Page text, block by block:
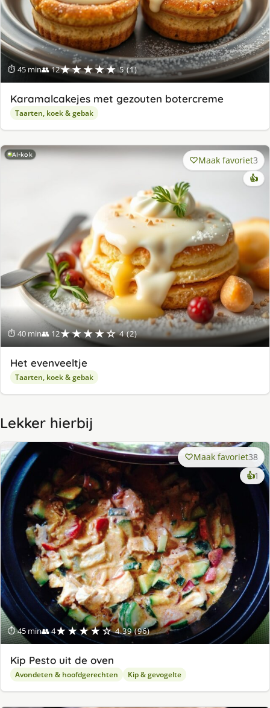
⏱ 45 min👥 12★★★★★ 5 (1)
Karamalcakejes met gezouten botercreme
Taarten, koek & gebak
AI-kok
⏱ 40 min👥 12★★★★☆ 4 (2)
Maak favoriet3
👍
Het evenveeltje
Taarten, koek & gebak
Lekker hierbij
⏱ 45 min👥 4★★★★☆ 4.39 (96)
Maak favoriet38
👍1
Kip Pesto uit de oven
Avondeten & hoofdgerechten Kip & gevogelte